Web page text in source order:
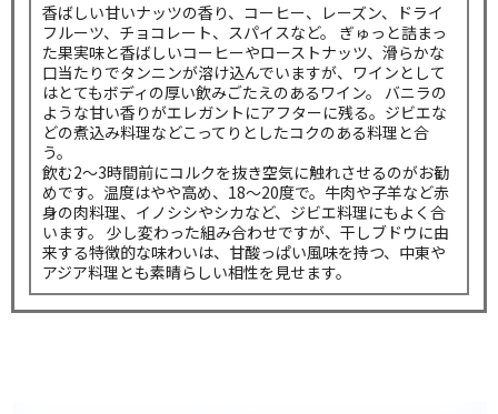
香ばしい甘いナッツの香り、コーヒー、レーズン、ドライ
フルーツ、チョコレート、スパイスなど。 ぎゅっと詰まっ
た果実味と香ばしいコーヒーやローストナッツ、滑らかな
口当たりでタンニンが溶け込んでいますが、ワインとして
はとてもボディの厚い飲みごたえのあるワイン。 バニラの
ような甘い香りがエレガントにアフターに残る。ジビエな
どの煮込み料理などこってりとしたコクのある料理と合
う。
飲む2～3時間前にコルクを抜き空気に触れさせるのがお勧
めです。温度はやや高め、18～20度で。牛肉や子羊など赤
身の肉料理、イノシシやシカなど、ジビエ料理にもよく合
います。 少し変わった組み合わせですが、干しブドウに由
来する特徴的な味わいは、甘酸っぱい風味を持つ、中東や
アジア料理とも素晴らしい相性を見せます。